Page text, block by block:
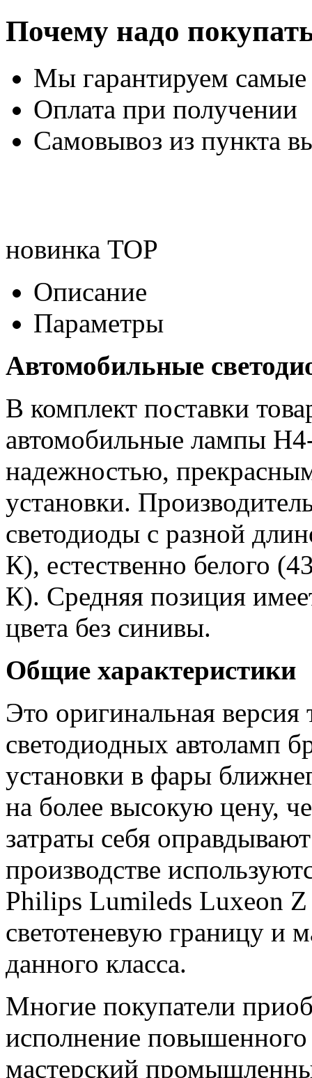
Почему надо
Мы гарантируем
Оплата при получении
Самовывоз из пункта
новинка TOP
Описание
Параметры
Автомобильные
В комплект поставки
автомобильные лампы
надежностью,
установки.
светодиоды с разной
К), естественно белого
К). Средняя позиция
цвета без синивы.
Общие характеристики
Это оригинальная версия
светодиодных автоламп
установки в фары
на более высокую цену,
затраты себя
производстве
Philips Lumileds Luxeon
светотеневую границу и
данного класса.
Многие покупатели
исполнение повышенного
мастерский